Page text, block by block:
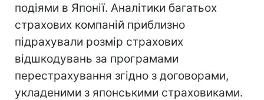
подіями в Японії. Аналітики багатьох
страхових компаній приблизно
підрахували розмір страхових
відшкодувань за програмами
перестрахування згідно з договорами,
укладеними з японськими страховиками.